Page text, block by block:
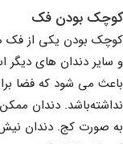
کوچک بودن فک
کوچک بودن یکی از فک
و سایر دندان های
باعث می شود که فضا
نداشته‌باشد. دندان
به صورت کج. دندان